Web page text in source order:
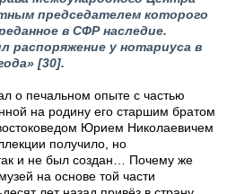
председателем которого
в СФР наследие.
распоряжение у нотариуса в
[30].
о печальном опыте с частью
на родину его старшим братом
Юрием Николаевичем
получило, но
и не был создан… Почему же
на основе той части